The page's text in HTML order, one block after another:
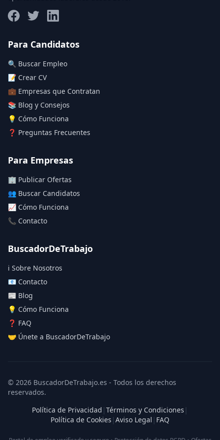
Deja vacío para "sin límite"
Aplicar filtros
Para Candidatos
🔍 Buscar Empleo
📝 Crear CV
💼 Empresas que Contratan
📚 Blog y Consejos
💡 Cómo Funciona
❓ Preguntas Frecuentes
Para Empresas
🏢 Publicar Ofertas
👥 Buscar Candidatos
📈 Cómo Funciona
📞 Contacto
BuscadorDeTrabajo
ℹ️ Sobre Nosotros
📧 Contacto
📰 Blog
💡 Cómo Funciona
❓ FAQ
🤝 Únete a BuscadorDeTrabajo
© 2026 BuscadorDeTrabajo.es - Todos los derechos
reservados.
Política de Privacidad | Términos y Condiciones |
Política de Cookies | Aviso Legal | FAQ